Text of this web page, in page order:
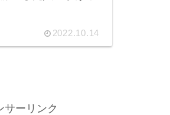
2022.10.14
サーリンク